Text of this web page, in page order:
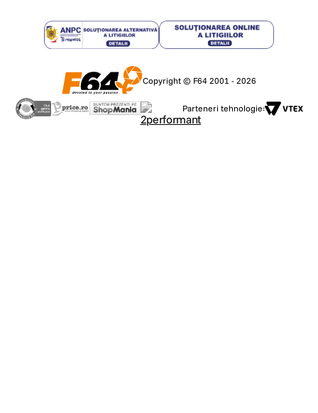
Copyright © F64 2001 - 2026
Parteneri tehnologie: